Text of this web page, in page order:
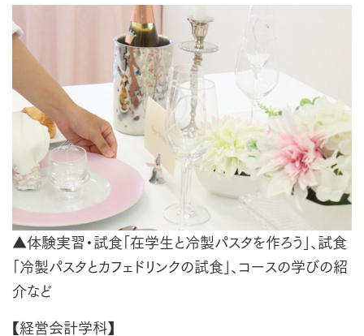
▲体験実習・試食「在学生と冷製パスタを作ろう」、試食
「冷製パスタとカフェドリンクの試食」、コースの学びの紹
介など
【経営会計学科】